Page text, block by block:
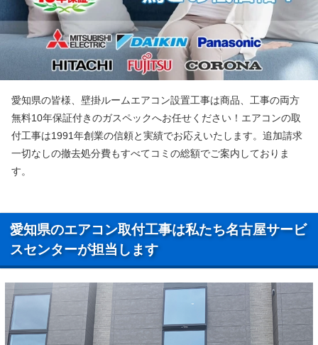
愛知県の皆様、壁掛ルームエアコン設置工事は商品、工事の両方
無料10年保証付きのガスペックへお任せください！エアコンの取
付工事は1991年創業の信頼と実績でお応えいたします。追加請求
一切なしの撤去処分費もすべてコミの総額でご案内しておりま
す。
愛知県のエアコン取付工事は私たち名古屋サービ
スセンターが担当します